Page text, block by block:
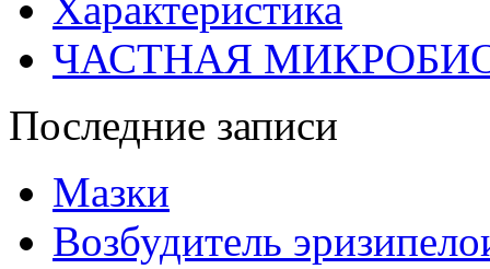
ЧАСТНАЯ
Последние записи
Мазки
Возбудитель